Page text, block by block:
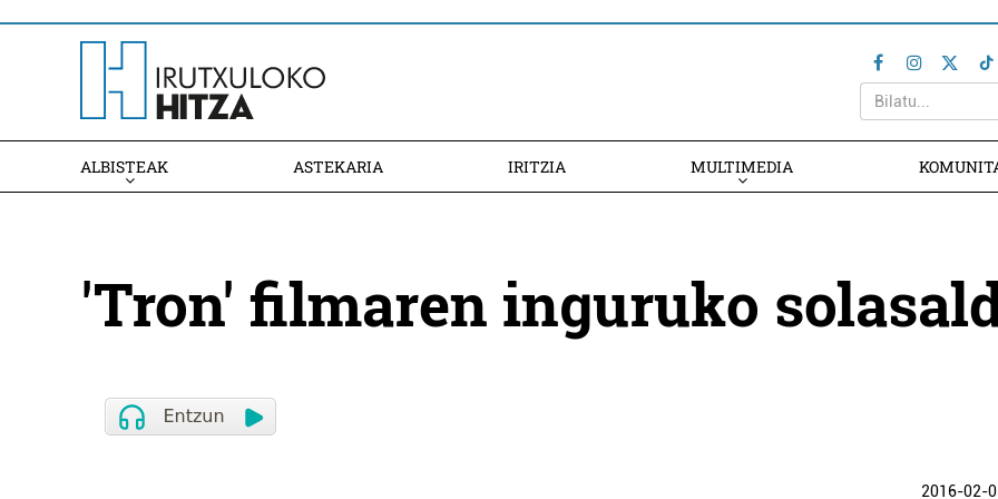
ALBISTEAK ASTEKARIA IRITZIA MULTIMEDIA
'Tron' filmaren inguruko
2016-02-